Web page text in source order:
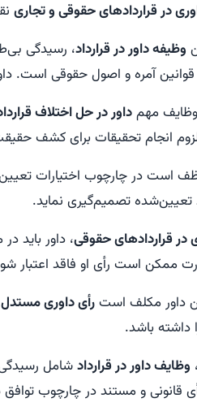
در قراردادهای حقوقی و تجاری
وظیفه داور در قرارداد، رسیدگی
قوانین آمره و اصول حقوقی است.
وظایف مهمداور در حل اختلاف
انجام تحقیقات برای کشف
است در چارچوب اختیارات
تعیین‌شده تصمیم‌گیری نماید.
در قراردادهای حقوقی، داور باید
ممکن است رأی او فاقد اعتبار
داور مکلف استرأی داوری
داشته باشد.
وظایف داور در قراردادشامل
قانونی و مستند در چارچوب